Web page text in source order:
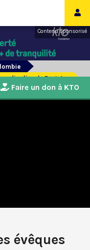
Contenu sponsorisé
de Bogota
évêques
Faire un don à KTO